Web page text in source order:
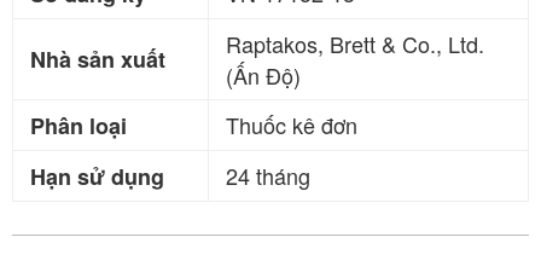
Nhà sản xuất
Raptakos, Brett & Co., Ltd.
(Ấn Độ)
Phân loại
Thuốc kê đơn
Hạn sử dụng
24 tháng